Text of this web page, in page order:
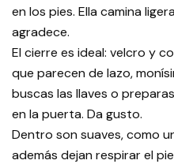
en los pies. Ella camina
agradece.
El cierre es ideal: velcro y
que parecen de lazo,
buscas las llaves o
en la puerta. Da gusto.
Dentro son suaves, como
además dejan respirar el